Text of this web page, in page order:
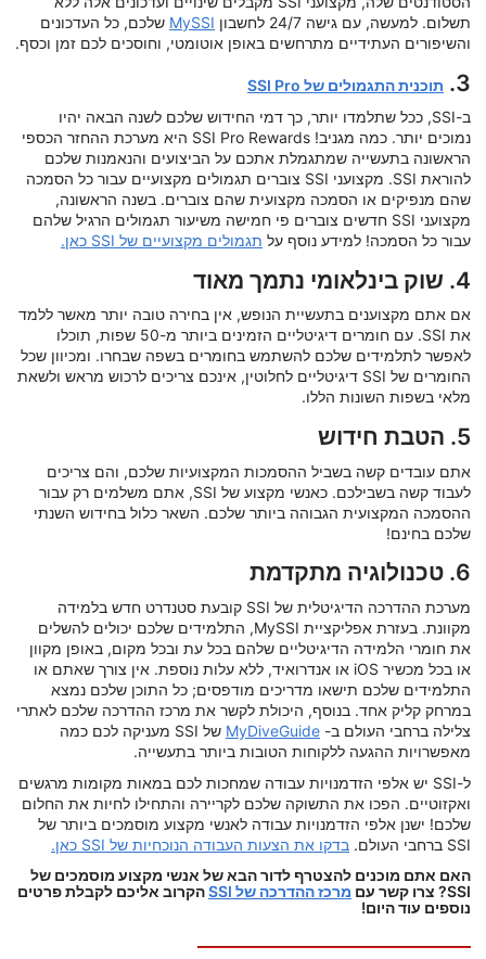
תשלום. למעשה, עם גישה 24/7 לחשבון
MySSI שלכם, כל העדכונים
והשיפורים העתידיים מתרחשים באופן אוטומטי, וחוסכים לכם זמן וכסף.
3.
תוכנית התגמולים של SSI Pro
ב-SSI, ככל שתלמדו יותר, כך דמי החידוש שלכם לשנה הבאה יהיו
נמוכים יותר. כמה מגניב! SSI Pro Rewards היא מערכת ההחזר הכספי
הראשונה בתעשייה שמתגמלת אתכם על הביצועים והנאמנות שלכם
להוראת SSI. מקצועני SSI צוברים תגמולים מקצועיים עבור כל הסמכה
שהם מנפיקים או הסמכה מקצועית שהם צוברים. בשנה הראשונה,
מקצועני SSI חדשים צוברים פי חמישה משיעור תגמולים הרגיל שלהם
עבור כל הסמכה! למידע נוסף על תגמולים מקצועיים של SSI כאן.
4. שוק בינלאומי נתמך מאוד
אם אתם מקצוענים בתעשיית הנופש, אין בחירה טובה יותר מאשר ללמד
את SSI. עם חומרים דיגיטליים הזמינים ביותר מ-50 שפות, תוכלו
לאפשר לתלמידים שלכם להשתמש בחומרים בשפה שבחרו. ומכיוון שכל
החומרים של SSI דיגיטליים לחלוטין, אינכם צריכים לרכוש מראש ולשאת
מלאי בשפות השונות הללו.
5. הטבת חידוש
אתם עובדים קשה בשביל ההסמכות המקצועיות שלכם, והם צריכים
לעבוד קשה בשבילכם. כאנשי מקצוע של SSI, אתם משלמים רק עבור
ההסמכה המקצועית הגבוהה ביותר שלכם. השאר כלול בחידוש השנתי
שלכם בחינם!
6. טכנולוגיה מתקדמת
מערכת ההדרכה הדיגיטלית של SSI קובעת סטנדרט חדש בלמידה
מקוונת. בעזרת אפליקציית MySSI, התלמידים שלכם יכולים להשלים
את חומרי הלמידה הדיגיטליים שלהם בכל עת ובכל מקום, באופן מקוון
או בכל מכשיר iOS או אנדרואיד, ללא עלות נוספת. אין צורך שאתם או
התלמידים שלכם תישאו מדריכים מודפסים; כל התוכן שלכם נמצא
במרחק קליק אחד. בנוסף, היכולת לקשר את מרכז ההדרכה שלכם לאתרי
צלילה ברחבי העולם ב- MyDiveGuide
של SSI מעניקה לכם כמה
מאפשרויות ההגעה ללקוחות הטובות ביותר בתעשייה.
ל-SSI יש אלפי הזדמנויות עבודה שמחכות לכם במאות מקומות מרגשים
ואקזוטיים. הפכו את התשוקה שלכם לקריירה והתחילו לחיות את החלום
שלכם! ישנן אלפי הזדמנויות עבודה לאנשי מקצוע מוסמכים ביותר של
SSI ברחבי העולם.
בדקו את הצעות העבודה הנוכחיות של SSI כאן.
האם אתם מוכנים להצטרף לדור הבא של אנשי מקצוע מוסמכים של
SSI? צרו קשר עם
מרכז ההדרכה של SSI
הקרוב אליכם לקבלת פרטים
נוספים עוד היום!